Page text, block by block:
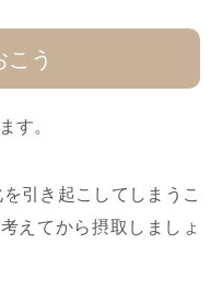
う
す。
引き起こしてしまうこ
えてから摂取しましょ